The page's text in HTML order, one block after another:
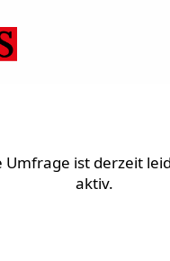
Umfrage ist derzeit
aktiv.